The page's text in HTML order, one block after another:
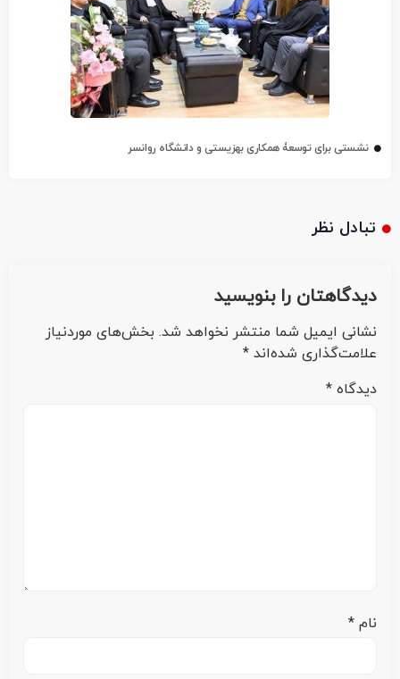
نشستی برای توسعۀ همکاری بهزیستی و دانشگاه روانسر
تبادل نظر
دیدگاهتان را بنویسید
نشانی ایمیل شما منتشر نخواهد شد. بخش‌های موردنیاز
علامت‌گذاری شده‌اند *
دیدگاه *
نام *